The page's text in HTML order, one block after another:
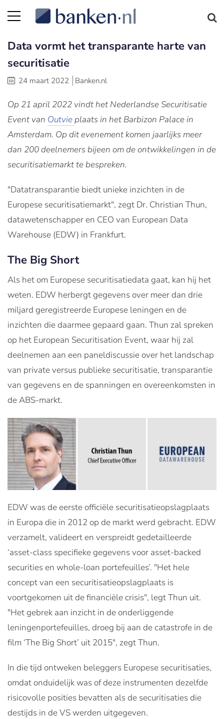
Data vormt het transparante harte van
securitisatie
24 maart 2022 Banken.nl
Op 21 april 2022 vindt het Nederlandse Securitisatie
Event van Outvieplaats in het Barbizon Palace in
Amsterdam. Op dit evenement komen jaarlijks meer
dan 200 deelnemers bijeen om de ontwikkelingen in de
securitisatiemarkt te bespreken.
"Datatransparantie biedt unieke inzichten in de
Europese securitisatiemarkt", zegt Dr. Christian Thun,
datawetenschapper en CEO van European Data
Warehouse (EDW) in Frankfurt.
The Big Short
Als het om Europese securitisatiedata gaat, kan hij het
weten. EDW herbergt gegevens over meer dan drie
miljard geregistreerde Europese leningen en de
inzichten die daarmee gepaard gaan. Thun zal spreken
op het European Securitisation Event, waar hij zal
deelnemen aan een paneldiscussie over het landschap
van private versus publieke securitisatie, transparantie
van gegevens en de spanningen en overeenkomsten in
de ABS-markt.
EDW was de eerste officiële securitisatieopslagplaats
in Europa die in 2012 op de markt werd gebracht. EDW
verzamelt, valideert en verspreidt gedetailleerde
‘asset-class specifieke gegevens voor asset-backed
securities en whole-loan portefeuilles’. "Het hele
concept van een securitisatieopslagplaats is
voortgekomen uit de financiële crisis", legt Thun uit.
"Het gebrek aan inzicht in de onderliggende
leningenportefeuilles, droeg bij aan de catastrofe in de
film ‘The Big Short’ uit 2015", zegt Thun.
In die tijd ontweken beleggers Europese securitisaties,
omdat onduidelijk was of deze instrumenten dezelfde
risicovolle posities bevatten als de securitisaties die
destijds in de VS werden uitgegeven.